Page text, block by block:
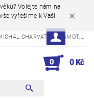
Volejte nám na
vyřešíme k Vaší
0 0 Kč